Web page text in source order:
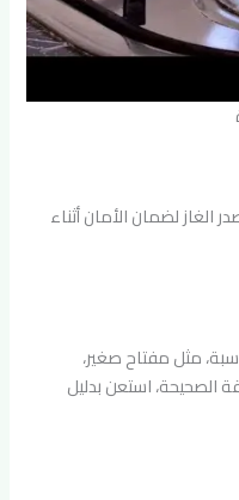
لضمان الأمان أثناء
مثل مفتاح صغير،
الصحيحة، استعن بدليل